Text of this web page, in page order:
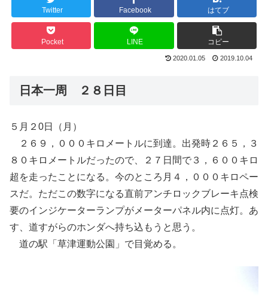
Twitter Facebook はてブ
Pocket LINE コピー
2020.01.05 2019.10.04
日本一周 ２８日目
５月２0日（月）
２６９，０００キロメートルに到達。出発時２６５，３
８０キロメートルだったので、２７日間で３，６００キロ
超を走ったことになる。今のところ月４，０００キロペー
スだ。ただこの数字になる直前アンチロックブレーキ点検
要のインジケーターランプがメーターパネル内に点灯。あ
す、道すがらのホンダへ持ち込もうと思う。
道の駅「草津運動公園」で目覚める。